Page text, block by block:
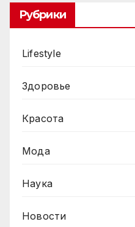
Рубрики
Lifestyle
Здоровье
Красота
Мода
Наука
Новости